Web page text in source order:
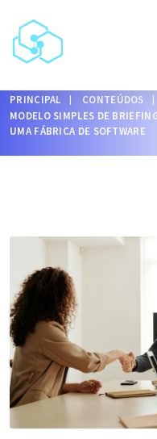
PRINCIPAL
CONTEÚDOS
MODELO SIMPLES DE
UMA FÁBRICA DE SOFTWARE